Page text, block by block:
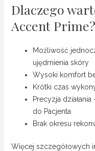
Dlaczego
Accent Prime?
Możliwość
ujędrnienia skóry
Wysoki komfort
Krótki czas
Precyzja
do Pacjenta
Brak okresu
Więcej szczegółowych